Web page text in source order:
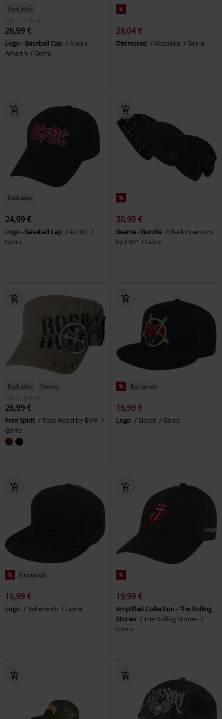
Exclusivo
PVPR 27,99 €
26,99 €
Logo - Baseball Cap
Amon
Amarth
Gorra
%
28,04 €
Distressed Metallica Gorra
Exclusivo
24,99 €
Logo - Baseball Cap
AC/DC
Gorra
%
30,99 €
Beanie - Bundle
Black Premium
by EMP
Gorro
Exclusivo
Nuevo
PVPR 29,99 €
26,99 €
Free Spirit
Rock Rebel by EMP
Gorra
% Exclusivo
16,99 €
Logo Slayer Gorra
% Exclusivo
16,99 €
Logo Behemoth Gorra
%
19,99 €
Amplified Collection - The Rolling
Stones
The Rolling Stones
Gorra